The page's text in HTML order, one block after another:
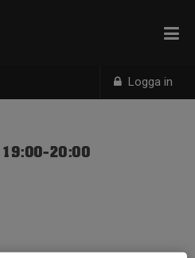
Logga in
19:00-20:00